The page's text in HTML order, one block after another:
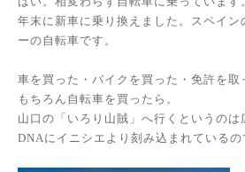
年末に新車に乗り換えました。スペイン
ーの自転車です。
車を買った・バイクを買った・免許を取
もちろん自転車を買ったら。
山口の「いろり山賊」へ行くというの
DNAにイニシエより刻み込まれているの